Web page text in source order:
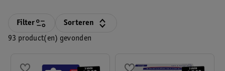
kompressen, steriele gaasjes en verzorging voor sportblessures.
93 product(en) gevonden
Filter Sorteren